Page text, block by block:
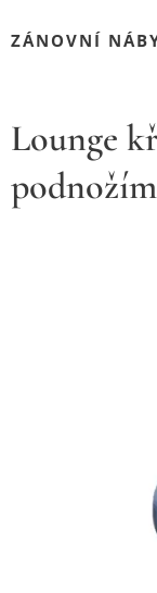
ZÁNOVNÍ
Lounge